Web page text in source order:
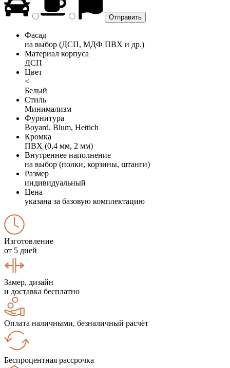
Фасад
на выбор (ДСП, МДФ ПВХ и др.)
Материал корпуса
ДСП
Цвет
<
Белый
Стиль
Минимализм
Фурнитура
Boyard, Blum, Hettich
Кромка
ПВХ (0,4 мм, 2 мм)
Внутреннее наполнение
на выбор (полки, корзины, штанги)
Размер
индивидуальный
Цена
указана за базовую комплектацию
Изготовление
от 5 дней
Замер, дизайн
и доставка бесплатно
Оплата наличными, безналичный расчёт
Беспроцентная рассрочка